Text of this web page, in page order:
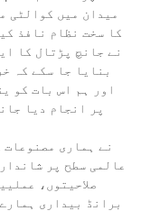
میدان میں کوالٹی
کا سخت نظام نافذ
نے جانچ پڑتال کا
بنایا جا سکے کہ
اور ہم اس بات کو
عالمی سطح پر
صلاحیتوں،
برانڈ بیداری